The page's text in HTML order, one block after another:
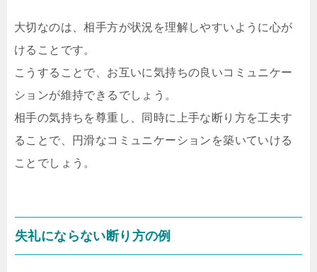
大切なのは、相手方が状況を理解しやすいように心が
けることです。
こうすることで、お互いに気持ちの良いコミュニケー
ションが維持できるでしょう。
相手の気持ちを尊重し、同時に上手な断り方を工夫す
ることで、円滑なコミュニケーションを築いていける
ことでしょう。
失礼にならない断り方の例